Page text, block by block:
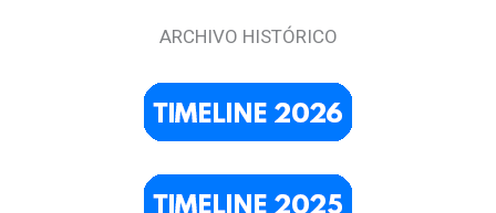
ARCHIVO HISTÓRICO